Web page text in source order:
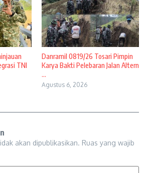
TNI
Danramil 0819/26 Tosari Pimpin
Karya Bakti Pelebaran Jalan Altern
...
Agustus 6, 2026
akan dipublikasikan. Ruas yang wajib